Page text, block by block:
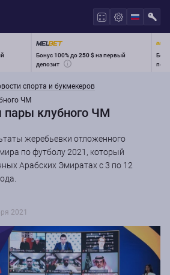
Бонус 100% до250 $на первый
депозит
спорта и букмекеров
ЧМ
пары клубного ЧМ
​​жеребьевки отложенного
по футболу 2021, который
Арабских Эмиратах с 3 по 12
2021